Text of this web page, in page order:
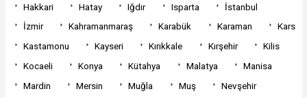
Hakkari
Hatay Iğdır Isparta
İstanbul
İzmir
Kahramanmaraş Karabük Karaman
Kars
Kastamonu
Kayseri Kırıkkale Kırşehir
Kilis
Kocaeli
Konya Kütahya Malatya
Manisa
Mardin
Mersin Muğla Muş Nevşehir